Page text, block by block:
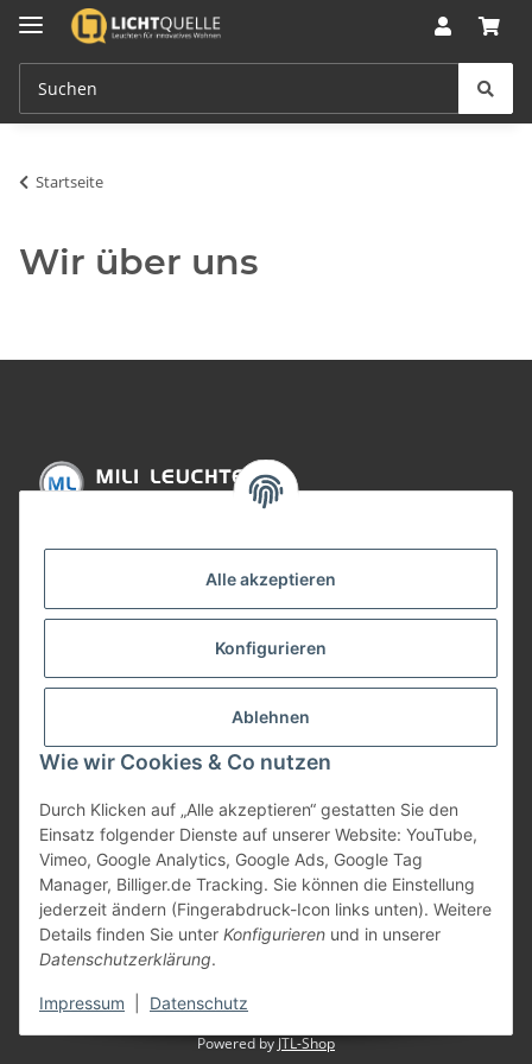
Alle akzeptieren
Konfigurieren
Ablehnen
Wie wir Cookies & Co nutzen
Durch Klicken auf „Alle akzeptieren“ gestatten Sie den
Einsatz folgender Dienste auf unserer Website: YouTube,
Vimeo, Google Analytics, Google Ads, Google Tag
Manager, Billiger.de Tracking. Sie können die Einstellung
jederzeit ändern (Fingerabdruck-Icon links unten). Weitere
Details finden Sie unter Konfigurieren und in unserer
Datenschutzerklärung.
Impressum Datenschutz
Startseite
Wir über uns
Gesetzliche Informationen
Bezahlung
Vertrag widerrufen
Powered by JTL-Shop